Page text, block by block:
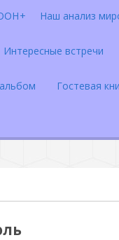
Наш анализ
Интересные встречи
Гостевая